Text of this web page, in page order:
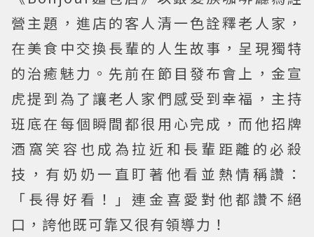
營主題，進店的客人清一色詮釋老人家，
在美食中交換長輩的人生故事，呈現獨特
的治癒魅力。先前在節目發布會上，金宣
虎提到為了讓老人家們感受到幸福，主持
班底在每個瞬間都很用心完成，而他招牌
酒窩笑容也成為拉近和長輩距離的必殺
技，有奶奶一直盯著他看並熱情稱讚：
「長得好看！」連金喜愛對他都讚不絕
口，誇他既可靠又很有領導力！